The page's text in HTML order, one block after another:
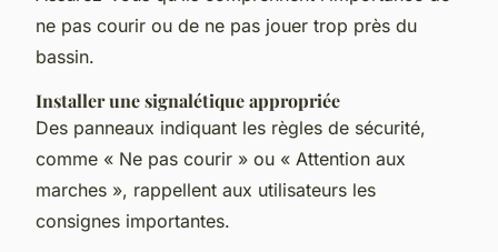
ne pas courir ou de ne pas jouer trop près du
bassin.
Installer une signalétique appropriée
Des panneaux indiquant les règles de sécurité,
comme « Ne pas courir » ou « Attention aux
marches », rappellent aux utilisateurs les
consignes importantes.